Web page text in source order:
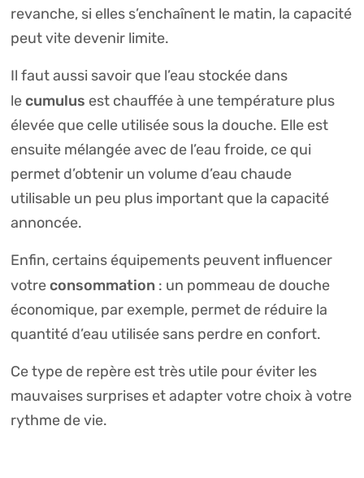
revanche, si elles s’enchaînent le matin, la capacité
peut vite devenir limite.
Il faut aussi savoir que l’eau stockée dans
lecumulus est chauffée à une température plus
élevée que celle utilisée sous la douche. Elle est
ensuite mélangée avec de l’eau froide, ce qui
permet d’obtenir un volume d’eau chaude
utilisable un peu plus important que la capacité
annoncée.
Enfin, certains équipements peuvent influencer
votreconsommation: un pommeau de douche
économique, par exemple, permet de réduire la
quantité d’eau utilisée sans perdre en confort.
Ce type de repère est très utile pour éviter les
mauvaises surprises et adapter votre choix à votre
rythme de vie.